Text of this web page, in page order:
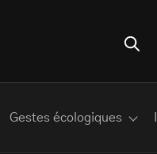
Gestes écologiques